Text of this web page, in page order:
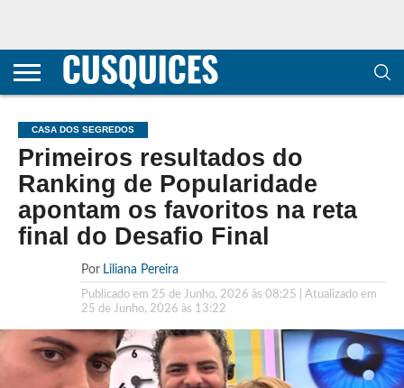
CONTACTOS
HOME
POLÍTICA DE
E COOKIES
SOBRE
TERMOS E
TRANSPARÊNCIA
METODOLOGIA
CASA DOS SEGREDOS
Primeiros resultados do
Ranking de Popularidade
apontam os favoritos na reta
final do Desafio Final
Por Liliana Pereira
Publicado em 25 de Junho, 2026 às 08:25
| Atualizado em
25 de Junho, 2026 às 13:22